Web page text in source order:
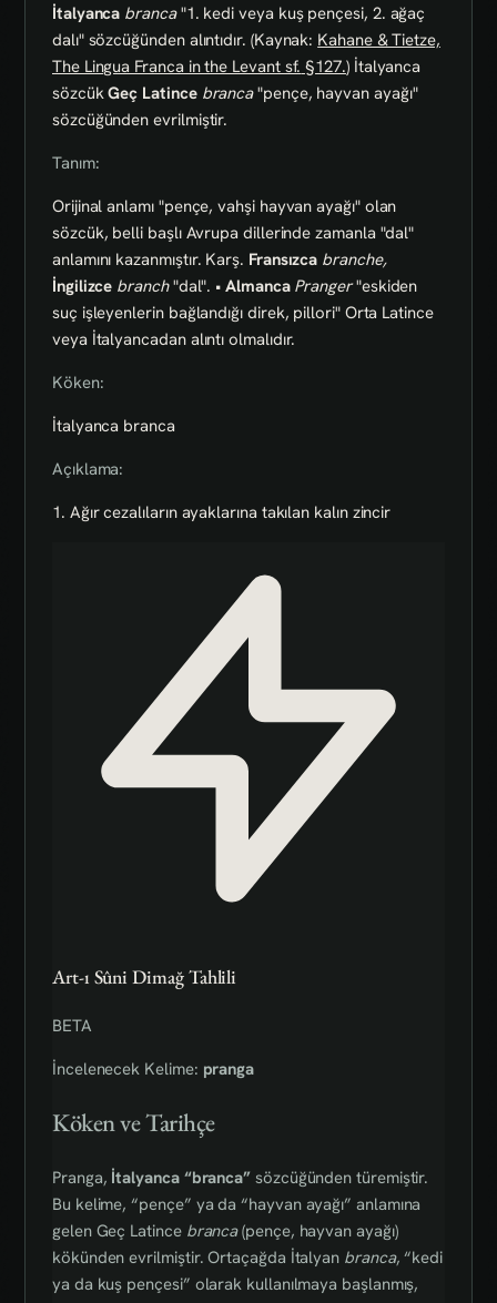
İtalyanca branca"1. kedi veya kuş pençesi, 2. ağaç
dalı" sözcüğünden alıntıdır. (Kaynak: Kahane & Tietze,
The Lingua Franca in the Levant sf. §127.) İtalyanca
sözcükGeç Latince branca"pençe, hayvan ayağı"
sözcüğünden evrilmiştir.
Tanım:
Orijinal anlamı "pençe, vahşi hayvan ayağı" olan
sözcük, belli başlı Avrupa dillerinde zamanla "dal"
anlamını kazanmıştır. Karş. Fransızca branche,
İngilizce branch"dal". •Almanca Pranger"eskiden
suç işleyenlerin bağlandığı direk, pillori" Orta Latince
veya İtalyancadan alıntı olmalıdır.
Köken:
İtalyanca branca
Açıklama:
1. Ağır cezalıların ayaklarına takılan kalın zincir
Art-ı Sûni Dimağ Tahlili
BETA
İncelenecek Kelime: pranga
Köken ve Tarihçe
Pranga, İtalyanca “branca” sözcüğünden türemiştir.
Bu kelime, “pençe” ya da “hayvan ayağı” anlamına
gelen Geç Latince branca(pençe, hayvan ayağı)
kökünden evrilmiştir. Ortaçağda İtalyan branca, “kedi
ya da kuş pençesi” olarak kullanılmaya başlanmış,